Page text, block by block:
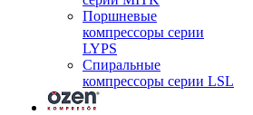
Поршневые
компрессоры серии
LYPS
Спиральные
компрессоры серии LSL